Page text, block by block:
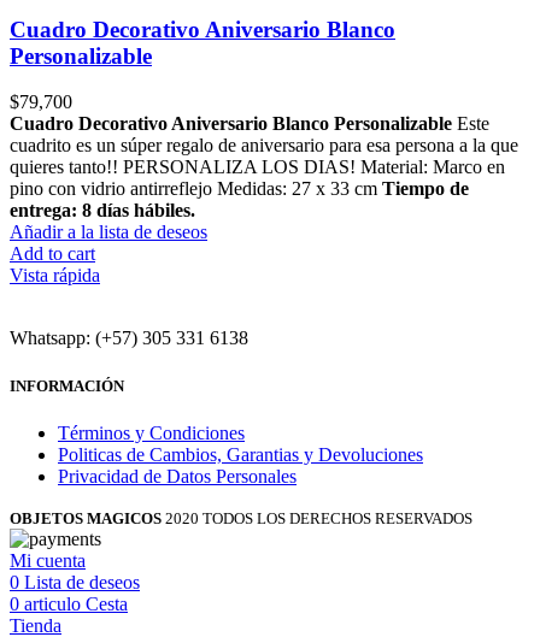
Cuadro Decorativo Aniversario Blanco
Personalizable
$79,700
Cuadro Decorativo Aniversario Blanco Personalizable Este
cuadrito es un súper regalo de aniversario para esa persona a la que
quieres tanto!! PERSONALIZA LOS DIAS! Material: Marco en
pino con vidrio antirreflejo Medidas: 27 x 33 cm Tiempo de
entrega: 8 días hábiles.
Añadir a la lista de deseos
Add to cart
Vista rápida
Whatsapp: (+57) 305 331 6138
INFORMACIÓN
Términos y Condiciones
Politicas de Cambios, Garantias y Devoluciones
Privacidad de Datos Personales
OBJETOS MAGICOS 2020 TODOS LOS DERECHOS RESERVADOS
Mi cuenta
0 Lista de deseos
0 articulo Cesta
Tienda